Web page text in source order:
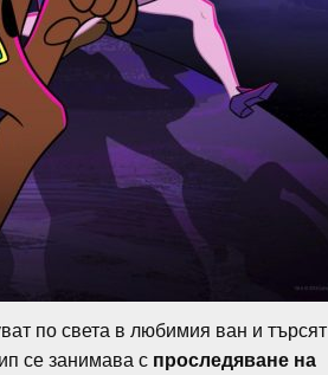
по света в любимия ван и търсят
се занимава с проследяване на